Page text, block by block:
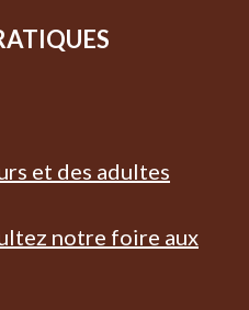
et des adultes
notre foire aux